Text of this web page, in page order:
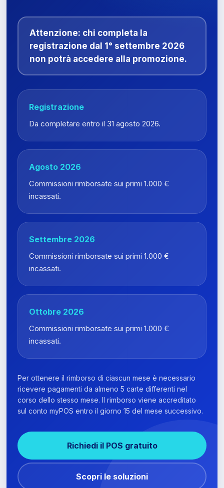
Attenzione: chi completa la
registrazione dal 1° settembre 2026
non potrà accedere alla promozione.
Registrazione
Da completare entro il 31 agosto 2026.
Agosto 2026
Commissioni rimborsate sui primi 1.000 €
incassati.
Settembre 2026
Commissioni rimborsate sui primi 1.000 €
incassati.
Ottobre 2026
Commissioni rimborsate sui primi 1.000 €
incassati.
Per ottenere il rimborso di ciascun mese è necessario
ricevere pagamenti da almeno 5 carte differenti nel
corso dello stesso mese. Il rimborso viene accreditato
sul conto myPOS entro il giorno 15 del mese successivo.
Richiedi il POS gratuito
Scopri le soluzioni